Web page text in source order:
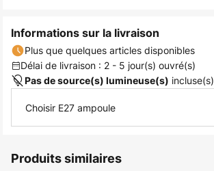
Informations sur la livraison
Plus que quelques articles disponibles
Délai de livraison : 2 - 5 jour(s) ouvré(s)
Pas de source(s) lumineuse(s) incluse(s)
Choisir E27 ampoule
Produits similaires